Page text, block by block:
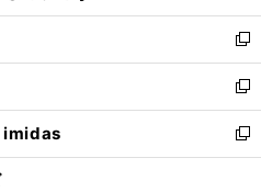
開
く
ウ
で
開
く
ン
ド
ウ
で
開
く
ウ
ィ
ン
ド
ウ
で
開
し
い
ウ
ィ
ン
ド
ウ
新
し
い
ウ
ィ
ン
新
し
い
ウ
imidas
新
し